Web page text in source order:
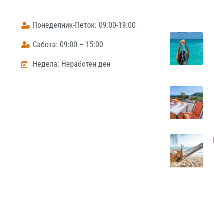
Понеделник-Петок: 09:00-19:00
Сабота: 09:00 – 15:00
Недела: Неработен ден